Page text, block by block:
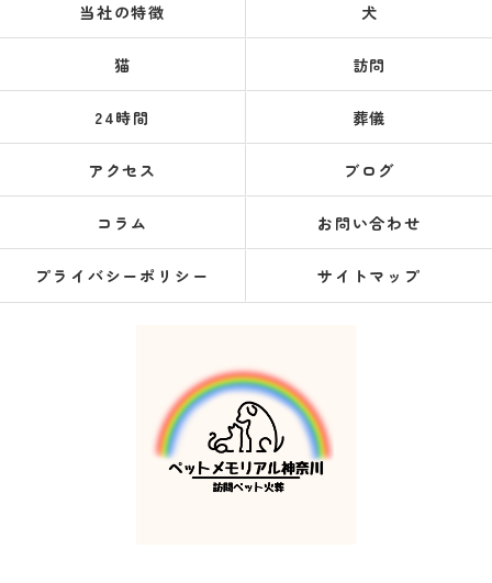
当社の特徴 犬
猫 訪問
24時間 葬儀
アクセス ブログ
コラム お問い合わせ
プライバシーポリシー サイトマップ